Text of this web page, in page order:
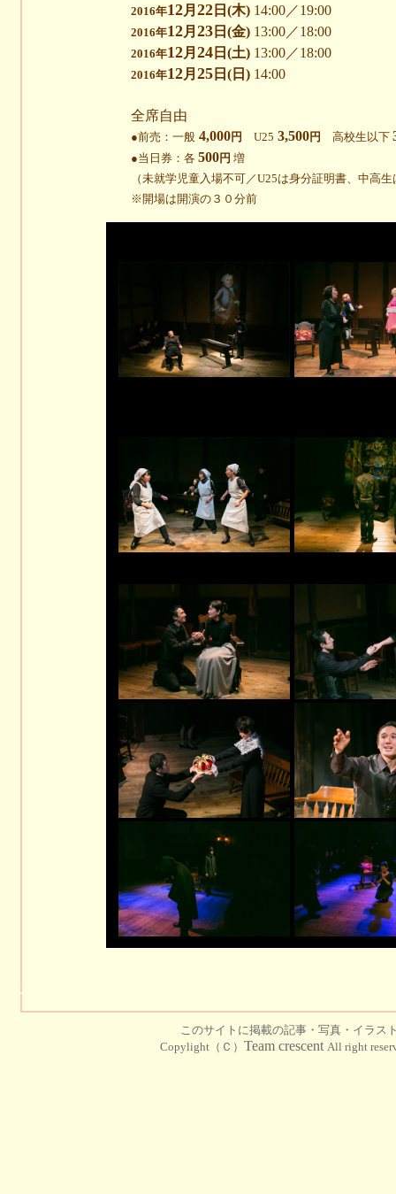
2016年12月 22 日(木) 14:00／19:00
2016年12月 23 日(金) 13:00／18:00
2016年12月 24 日(土) 13:00／18:00
2016年12月 25 日(日) 14:00
全席自由
●前売：一般 4,000円 U25 3,500円 高校生以下
●当日券：各 500円 増
（未就学児童入場不可／U25は身分証明書、中高
※開場は開演の３０分前
このサイトに掲載の記事・写真・イラス
Copylight（Ｃ） Team crescent All right